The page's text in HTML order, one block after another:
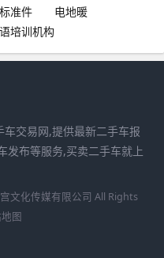
标准件
电地暖
培训机构
交易网,提供最新二手车报
发布等服务,买卖二手车就上
文化传媒有限公司 All Rights
图